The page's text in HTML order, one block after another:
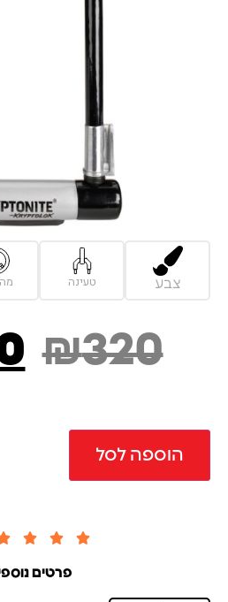
₪320
הוספה לסל



פרטים
צבע טעינה